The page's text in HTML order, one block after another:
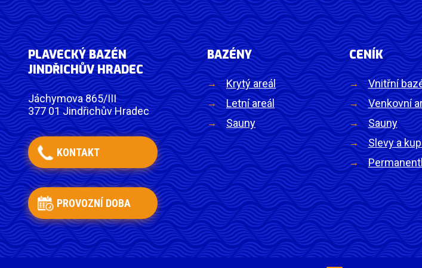
PLAVECKÝ BAZÉN
JINDŘICHŮV HRADEC
Jáchymova 865/III
377 01 Jindřichův Hradec
KONTAKT
PROVOZNÍ DOBA
BAZÉNY
Krytý areál
Letní areál
Sauny
CENÍK
Vnitřní
Venkovní
Sauny
Slevy a